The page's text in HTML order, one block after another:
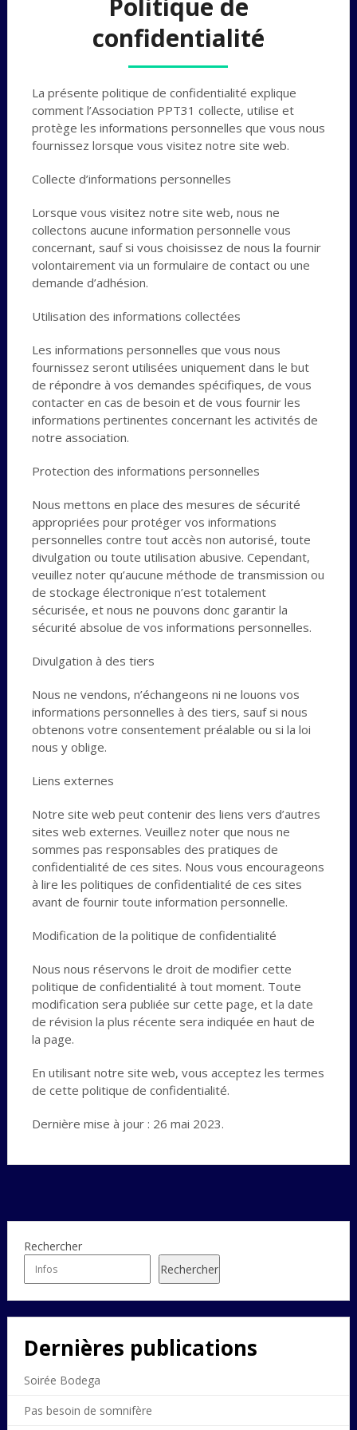
Politique de
confidentialité
La présente politique de confidentialité explique
comment l’Association PPT31 collecte, utilise et
protège les informations personnelles que vous nous
fournissez lorsque vous visitez notre site web.
Collecte d’informations personnelles
Lorsque vous visitez notre site web, nous ne
collectons aucune information personnelle vous
concernant, sauf si vous choisissez de nous la fournir
volontairement via un formulaire de contact ou une
demande d’adhésion.
Utilisation des informations collectées
Les informations personnelles que vous nous
fournissez seront utilisées uniquement dans le but
de répondre à vos demandes spécifiques, de vous
contacter en cas de besoin et de vous fournir les
informations pertinentes concernant les activités de
notre association.
Protection des informations personnelles
Nous mettons en place des mesures de sécurité
appropriées pour protéger vos informations
personnelles contre tout accès non autorisé, toute
divulgation ou toute utilisation abusive. Cependant,
veuillez noter qu’aucune méthode de transmission ou
de stockage électronique n’est totalement
sécurisée, et nous ne pouvons donc garantir la
sécurité absolue de vos informations personnelles.
Divulgation à des tiers
Nous ne vendons, n’échangeons ni ne louons vos
informations personnelles à des tiers, sauf si nous
obtenons votre consentement préalable ou si la loi
nous y oblige.
Liens externes
Notre site web peut contenir des liens vers d’autres
sites web externes. Veuillez noter que nous ne
sommes pas responsables des pratiques de
confidentialité de ces sites. Nous vous encourageons
à lire les politiques de confidentialité de ces sites
avant de fournir toute information personnelle.
Modification de la politique de confidentialité
Nous nous réservons le droit de modifier cette
politique de confidentialité à tout moment. Toute
modification sera publiée sur cette page, et la date
de révision la plus récente sera indiquée en haut de
la page.
En utilisant notre site web, vous acceptez les termes
de cette politique de confidentialité.
Dernière mise à jour : 26 mai 2023.
Rechercher
Rechercher
Dernières publications
Soirée Bodega
Pas besoin de somnifère